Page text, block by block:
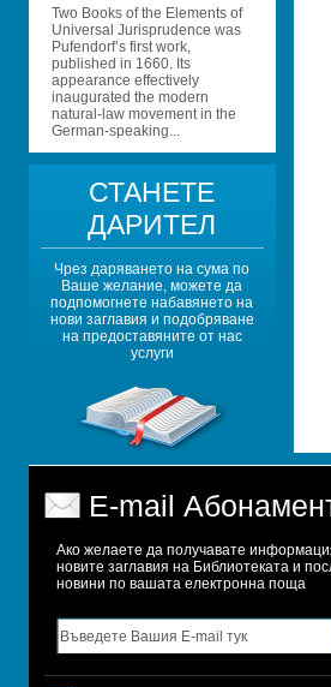
Two Books of the Elements of
Universal Jurisprudence was
Pufendorf’s first work,
published in 1660. Its
appearance effectively
inaugurated the modern
natural-law movement in the
German-speaking...
СТАНЕТЕ
ДАРИТЕЛ
Чрез даряването на сума по
Ваше желание, можете да
подпомогнете набавянето на
нови заглавия и подобряване
на предоставяните от нас
услуги
E-mail
Ако желаете да получавате
новите заглавия на Библиотеката и
новини по вашата електронна поща